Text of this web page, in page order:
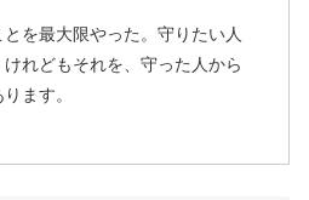
を最大限やった。守りたい人
れどもそれを、守った人から
ます。